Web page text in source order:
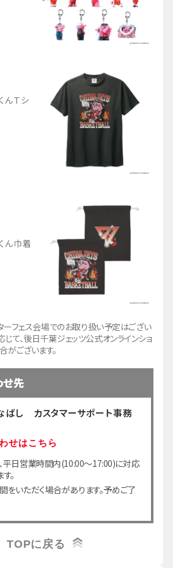
んＴシ
ん巾着
フェス会場でのお取り扱い予定はござい
じて、後日千葉ジェッツ公式オンラインショ
がございます。
せ先
ばし カスタマーサポート事務
せはこちら
平日営業時間内(10:00～17:00)に対応
。
をいただく場合があります。予めご了
TOPに戻る